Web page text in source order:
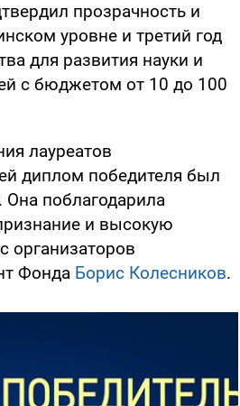
прозрачность и
уровне и третий год
для развития науки и
с бюджетом от 10 до 100
лауреатов
диплом победителя был
поблагодарила
и высокую
организаторов
Фонда Борис Колесников.